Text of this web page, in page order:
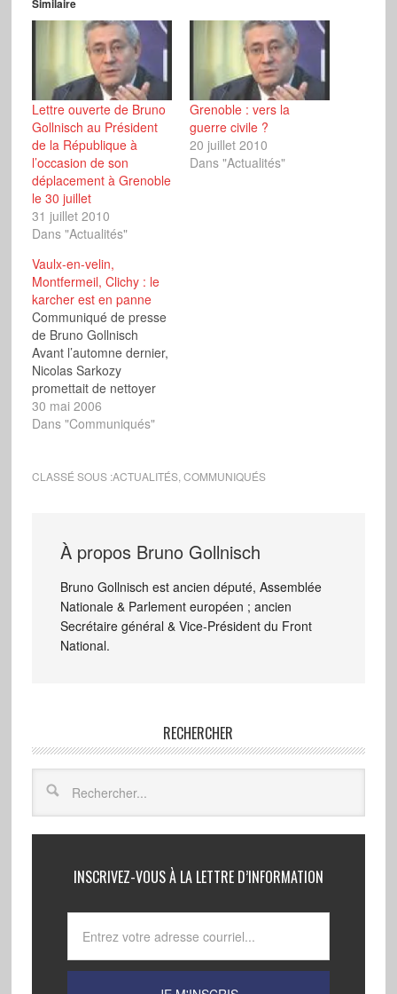
Similaire
Lettre ouverte de Bruno
Gollnisch au Président
de la République à
l’occasion de son
déplacement à Grenoble
le 30 juillet
31 juillet 2010
Dans "Actualités"
Grenoble : vers la
guerre civile ?
20 juillet 2010
Dans "Actualités"
Vaulx-en-velin,
Montfermeil, Clichy : le
karcher est en panne
Communiqué de presse
de Bruno Gollnisch
Avant l’automne dernier,
Nicolas Sarkozy
promettait de nettoyer
les banlieues au karcher,
assurant sa propre
nettoyeurs à haute
samedi à dimanche
dernier, à Vaulx-en-Velin,
30 mai 2006
Dans "Communiqués"
CLASSÉ SOUS :ACTUALITÉS, COMMUNIQUÉS
À propos Bruno Gollnisch
Bruno Gollnisch est ancien député, Assemblée
Nationale & Parlement européen ; ancien
Secrétaire général & Vice-Président du Front
National.
RECHERCHER
INSCRIVEZ-VOUS À LA LETTRE D’INFORMATION